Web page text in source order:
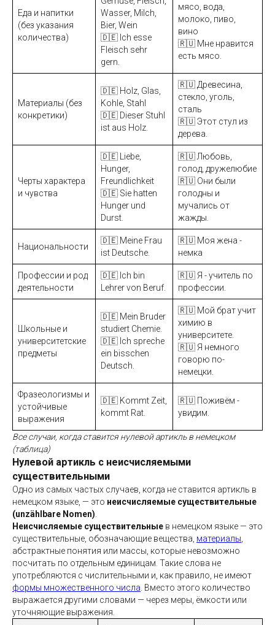
Еда и напитки
(без указания
количества)
Wasser, Milch,
Bier, Wein
🇩🇪 Ich esse
Fleisch sehr
gern.
мясо, вода,
молоко, пиво,
вино
🇷🇺 Мне нравится
есть мясо.
Материалы (без
конкретики)
🇩🇪 Holz, Glas,
Kohle, Stahl
🇩🇪 Dieser Stuhl
ist aus Holz.
🇷🇺 Древесина,
стекло, уголь,
сталь
🇷🇺 Этот стул из
дерева.
Черты характера
и чувства
🇩🇪 Liebe,
Hunger,
Freundlichkeit
🇩🇪 Sie hatten
Hunger und
Durst.
🇷🇺 Любовь,
голод, дружелюбие
🇷🇺 Они были
голодны и
мучались от
жажды.
Национальности
🇩🇪 Meine Frau
ist Deutsche.
🇷🇺 Моя жена -
немка
Профессии и род
деятельности
🇩🇪 Ich bin
Lehrer von Beruf.
🇷🇺 Я - учитель по
профессии.
Школьные и
университетские
предметы
🇩🇪 Mein Bruder
studiert Chemie.
🇩🇪 Ich spreche
ein bisschen
Deutsch.
🇷🇺 Мой брат учит
химию в
университете.
🇷🇺 Я немного
говорю по-
немецки.
Фразеологизмы и
устойчивые
выражения
🇩🇪 Kommt Zeit,
kommt Rat.
🇷🇺 Поживём -
увидим.
Все случаи, когда ставится нулевой артикль в немецком
(таблица)
Нулевой артикль с неисчисляемыми
существительными
Одно из самых частых случаев, когда не ставится артикль в
немецком языке, — это неисчисляемые существительные
(unzählbare Nomen).
Неисчисляемые существительные в немецком языке — это
существительные, обозначающие вещества, материалы,
абстрактные понятия или массы, которые невозможно
посчитать по отдельным единицам. Такие слова не
употребляются с числительными и, как правило, не имеют
формы множественного числа. Вместо этого количество
выражается другими словами — через меры, ёмкости или
уточняющие выражения.